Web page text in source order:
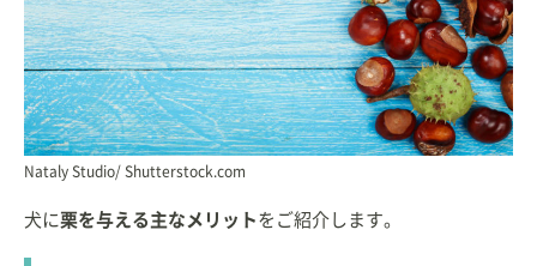
Nataly Studio/ Shutterstock.com
犬に栗を与える主なメリット をご紹介します。